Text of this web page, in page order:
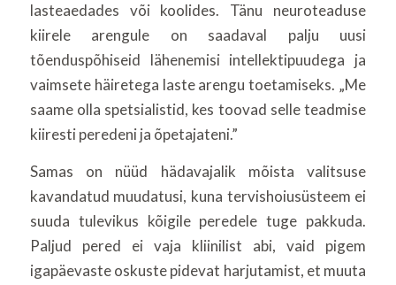
lasteaedades või koolides. Tänu neuroteaduse
kiirele arengule on saadaval palju uusi
tõenduspõhiseid lähenemisi intellektipuudega ja
vaimsete häiretega laste arengu toetamiseks. „Me
saame olla spetsialistid, kes toovad selle teadmise
kiiresti peredeni ja õpetajateni.”
Samas on nüüd hädavajalik mõista valitsuse
kavandatud muudatusi, kuna tervishoiusüsteem ei
suuda tulevikus kõigile peredele tuge pakkuda.
Paljud pered ei vaja kliinilist abi, vaid pigem
igapäevaste oskuste pidevat harjutamist, et muuta